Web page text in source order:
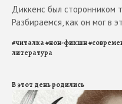
Диккенс был сторонником
Разбираемся, как он мог в
#читалка#нон-фикшн#
литература
В этот день родились